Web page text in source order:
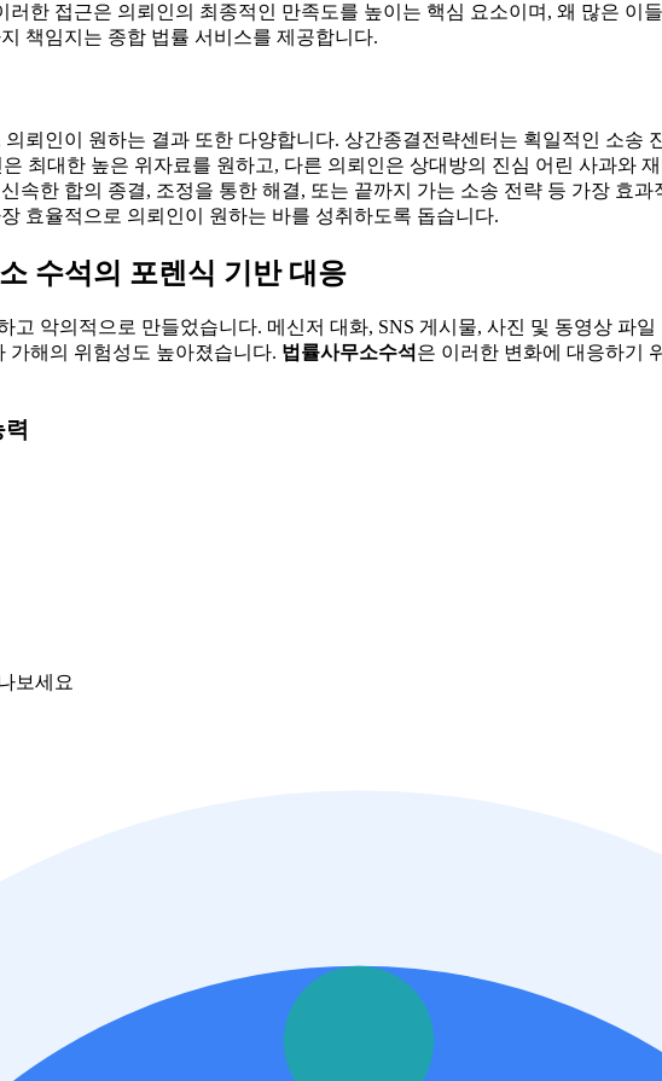
한 접근은 의뢰인의 최종적인 만족도를 높이는 핵심 요소이며, 왜 많은 이들
책임지는 종합 법률 서비스를 제공합니다.
뢰인이 원하는 결과 또한 다양합니다. 상간종결전략센터는 획일적인 소송
최대한 높은 위자료를 원하고, 다른 의뢰인은 상대방의 진심 어린 사과와
속한 합의 종결, 조정을 통한 해결, 또는 끝까지 가는 소송 전략 등 가장 효
효율적으로 의뢰인이 원하는 바를 성취하도록 돕습니다.
수석의 포렌식 기반 대응
악의적으로 만들었습니다. 메신저 대화, SNS 게시물, 사진 및 동영상 파
가해의 위험성도 높아졌습니다. 법률사무소수석 은 이러한 변화에 대응하기
보세요